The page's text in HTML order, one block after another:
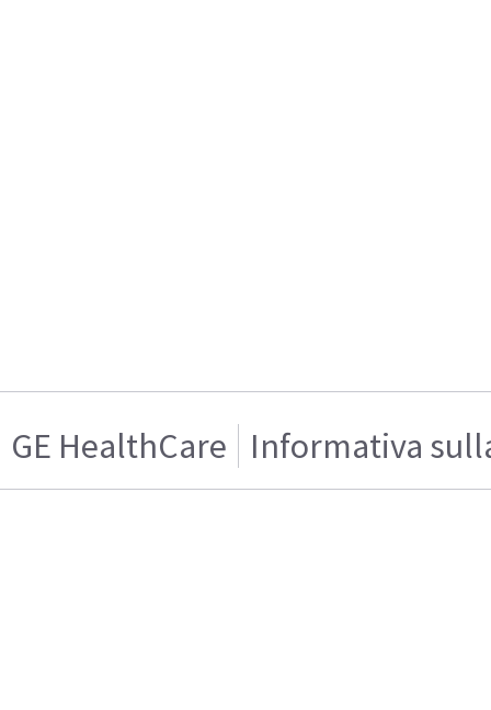
GE HealthCare Informativa